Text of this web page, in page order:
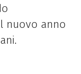
nuovo anno